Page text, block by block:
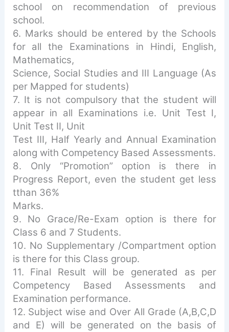
school on recommendation of previous
school.
6. Marks should be entered by the Schools
for all the Examinations in Hindi, English,
Mathematics,
Science, Social Studies and III Language (As
per Mapped for students)
7. It is not compulsory that the student will
appear in all Examinations i.e. Unit Test I,
Unit Test II, Unit
Test III, Half Yearly and Annual Examination
along with Competency Based Assessments.
8. Only “Promotion” option is there in
Progress Report, even the student get less
tthan 36%
Marks.
9. No Grace/Re-Exam option is there for
Class 6 and 7 Students.
10. No Supplementary /Compartment option
is there for this Class group.
11. Final Result will be generated as per
Competency Based Assessments and
Examination performance.
12. Subject wise and Over All Grade (A,B,C,D
and E) will be generated on the basis of